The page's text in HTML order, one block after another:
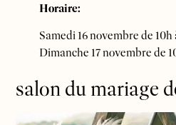
Horaire:
Samedi 16 novembre de 10h
Dimanche 17 novembre de
salon du mariage